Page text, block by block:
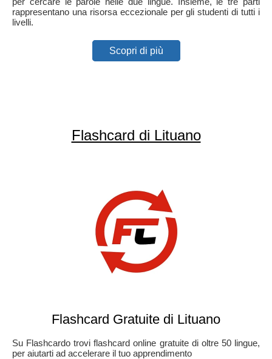
rappresentano una risorsa eccezionale per gli studenti di tutti i
livelli.
Scopri di più
Flashcard di Lituano
Flashcard Gratuite di Lituano
Su Flashcardo trovi flashcard online gratuite di oltre 50 lingue,
per aiutarti ad accelerare il tuo apprendimento